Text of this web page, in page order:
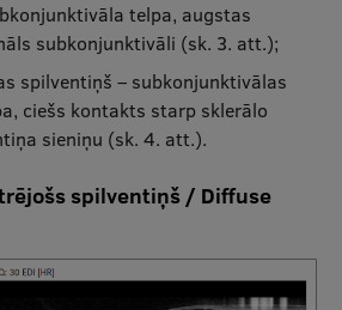
telpa, augstas
subkonjunktivāli (sk. 3. att.);
spilventiņš – subkonjunktivālas
ciešs kontakts starp sklerālo
sieniņu (sk. 4. att.).
spilventiņš / Diffuse